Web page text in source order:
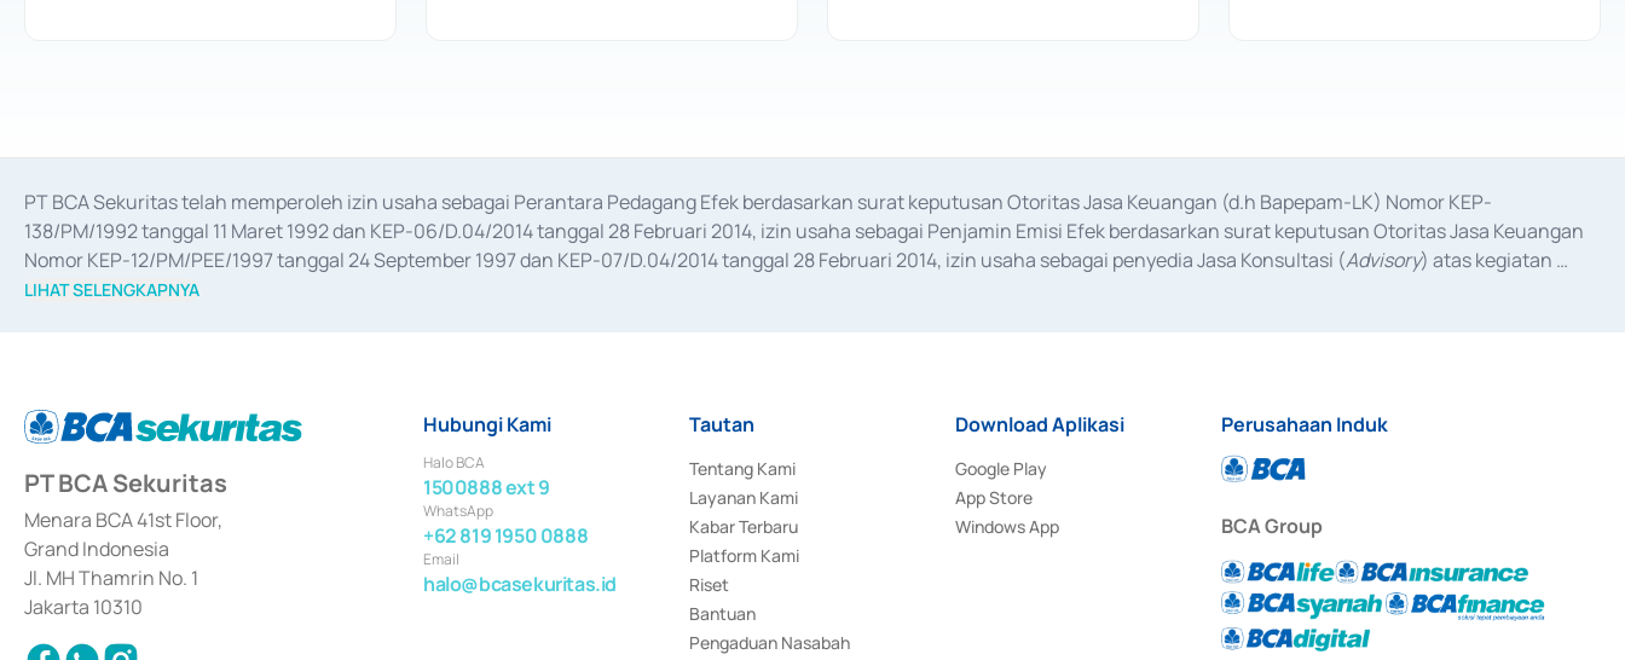
PT BCA Sekuritas telah memperoleh izin usaha sebagai Perantara Pedagang Efek berdasarkan surat keputusan Otoritas Jasa Keuangan (d.h Bapepam-LK) Nomor KEP-
138/PM/1992 tanggal 11 Maret 1992 dan KEP-06/D.04/2014 tanggal 28 Februari 2014, izin usaha sebagai Penjamin Emisi Efek berdasarkan surat keputusan Otoritas Jasa Keuangan
Nomor KEP-12/PM/PEE/1997 tanggal 24 September 1997 dan KEP-07/D.04/2014 tanggal 28 Februari 2014, izin usaha sebagai penyedia Jasa Konsultasi (Advisory) atas kegiatan
merger, akuisisi, divestasi, dan
LIHAT SELENGKAPNYA
PT BCA Sekuritas
Menara BCA 41st Floor,
Grand Indonesia
Jl. MH Thamrin No. 1
Jakarta 10310
Hubungi Kami
Halo BCA
1500888 ext 9
WhatsApp
+62 819 1950 0888
Email
halo@bcasekuritas.id
Tautan
Tentang Kami
Layanan Kami
Kabar Terbaru
Platform Kami
Riset
Bantuan
Pengaduan Nasabah
Download Aplikasi
Google Play
App Store
Windows App
Perusahaan Induk
BCA Group